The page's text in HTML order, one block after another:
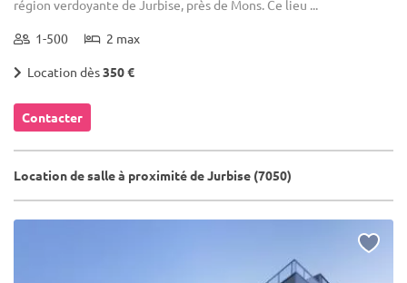
région verdoyante de Jurbise, près de Mons. Ce lieu ...
1-500 2 max
Location dès350 €
Contacter
Location de salle à proximité de Jurbise (7050)